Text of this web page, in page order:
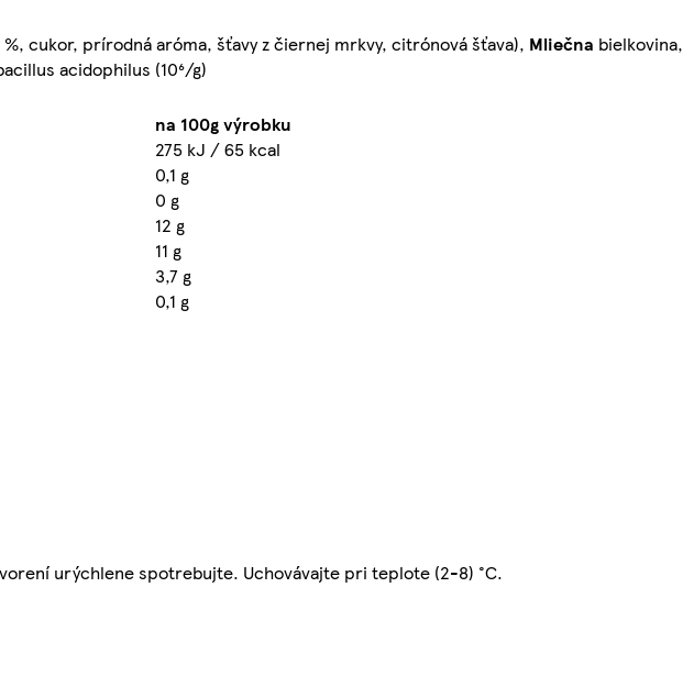
%, cukor, prírodná aróma, šťavy z čiernej mrkvy, citrónová šťava), Mliečna bielkovina,
acidophilus (10⁶/g)
na 100g výrobku
275 kJ / 65 kcal
0,1 g
0 g
12 g
11 g
3,7 g
0,1 g
urýchlene spotrebujte. Uchovávajte pri teplote (2-8) °C.